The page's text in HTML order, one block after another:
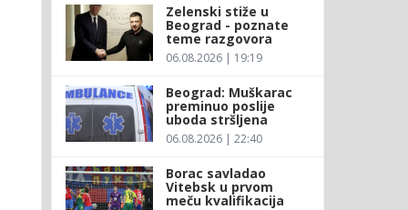
Zelenski stiže u
Beograd - poznate
teme razgovora
06.08.2026 | 19:19
Beograd: Muškarac
preminuo poslije
uboda stršljena
06.08.2026 | 22:40
Borac savladao
Vitebsk u prvom
meču kvalifikacija